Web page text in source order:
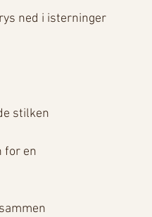
ned i isterninger
stilken
for en